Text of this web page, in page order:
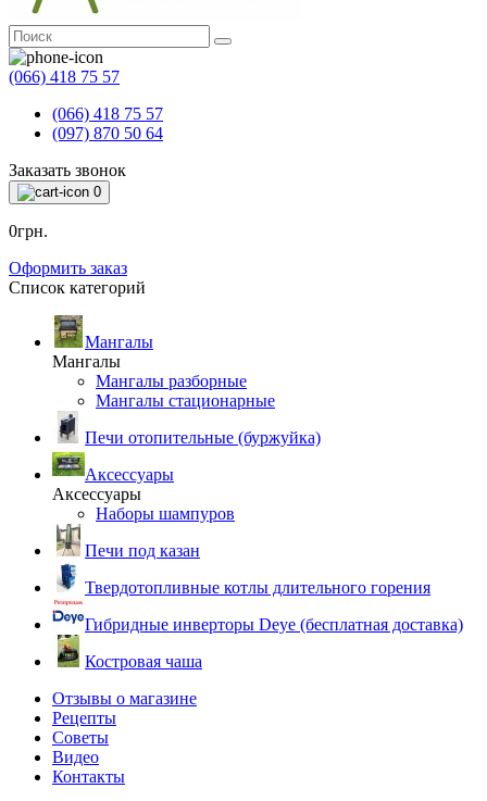
(066) 418 75 57
(066) 418 75 57
(097) 870 50 64
Заказать звонок
0
0грн.
Оформить заказ
Список категорий
Мангалы
Мангалы
Мангалы разборные
Мангалы стационарные
Печи отопительные (буржуйка)
Аксессуары
Аксессуары
Наборы шампуров
Печи под казан
Твердотопливные котлы длительного горения
Гибридные инверторы Deye (бесплатная доставка)
Костровая чаша
Отзывы о магазине
Рецепты
Советы
Видео
Контакты